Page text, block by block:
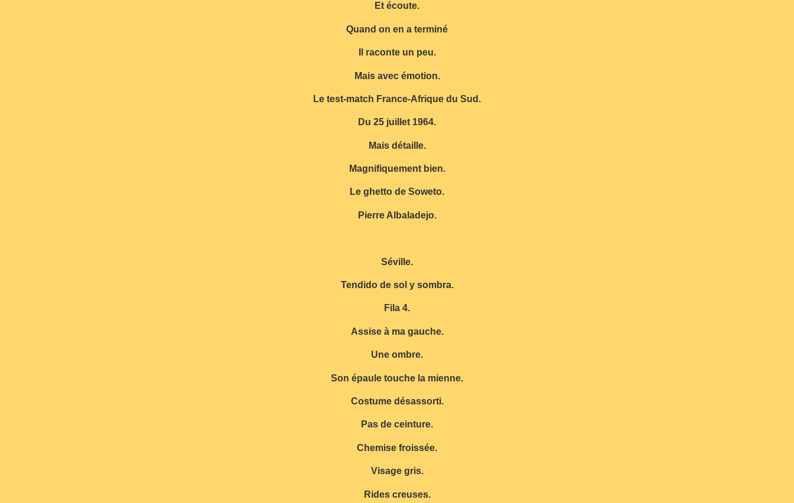
Et écoute.
Quand on en a terminé
Il raconte un peu.
Mais avec émotion.
Le test-match France-Afrique du Sud.
Du 25 juillet 1964.
Mais détaille.
Magnifiquement bien.
Le ghetto de Soweto.
Pierre Albaladejo.
Séville.
Tendido de sol y sombra.
Fila 4.
Assise à ma gauche.
Une ombre.
Son épaule touche la mienne.
Costume désassorti.
Pas de ceinture.
Chemise froissée.
Visage gris.
Rides creuses.